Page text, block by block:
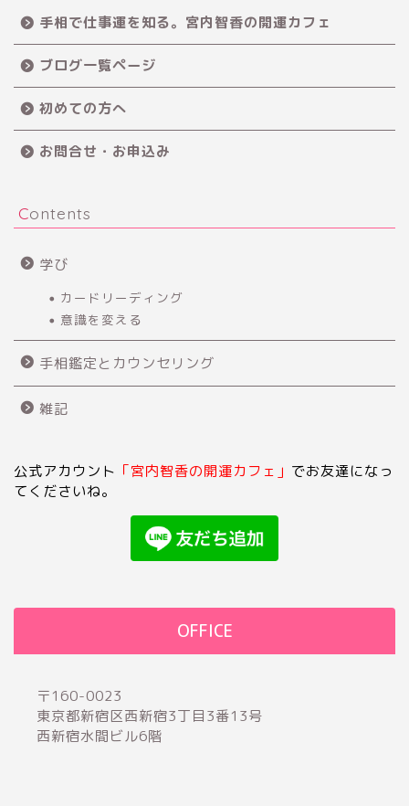
手相で仕事運を知る。宮内智香の開運カフェ
ブログ一覧ページ
初めての方へ
お問合せ・お申込み
Contents
学び
カードリーディング
意識を変える
手相鑑定とカウンセリング
雑記
公式アカウント 「宮内智香の開運カフェ」 でお友達になっ
てくださいね。
OFFICE
〒160-0023
東京都新宿区西新宿3丁目3番­13号
西新宿水間ビル6階